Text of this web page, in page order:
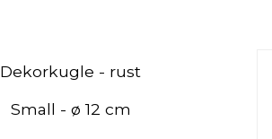
Dekorkugle - rust
Small - ø 12 cm